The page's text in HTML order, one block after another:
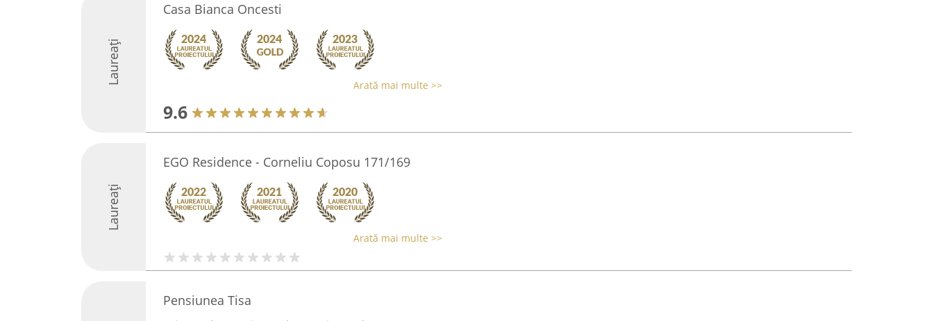
Laureați
Casa Bianca Oncesti
Arată mai multe >>
9.6
Laureați
EGO Residence - Corneliu Coposu 171/169
Arată mai multe >>
Pensiunea Tisa